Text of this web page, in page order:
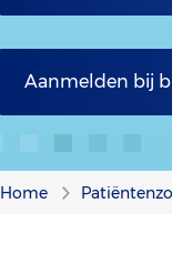
Aanmelden bij
Home